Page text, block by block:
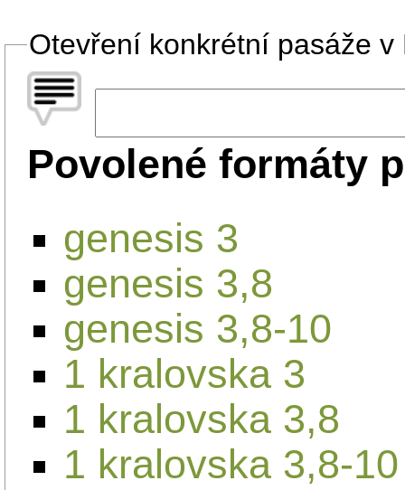
Otevření konkrétní pasáže v
Povolené formáty
genesis 3
genesis 3,8
genesis 3,8-10
1 kralovska 3
1 kralovska 3,8
1 kralovska 3,8-10